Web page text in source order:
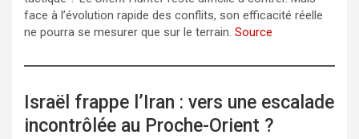
face à l’évolution rapide des conflits, son efficacité réelle
ne pourra se mesurer que sur le terrain. Source
Israël frappe l’Iran : vers une escalade
incontrôlée au Proche-Orient ?